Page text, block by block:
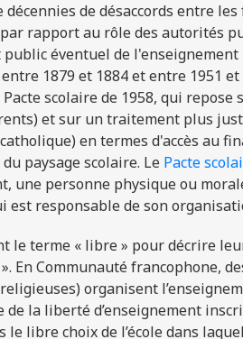
de désaccords entre
rapport au rôle des autorités
éventuel de
1879 et 1884 et entre 1951
scolaire de 1958, qui
et sur un traitement plus
en termes d'accès au
paysage scolaire. Le Pacte
une personne physique ou
responsable de son
le terme « libre » pour décrire
En Communauté francophone,
organisent
de la liberté d’enseignement
libre choix de l’école dans